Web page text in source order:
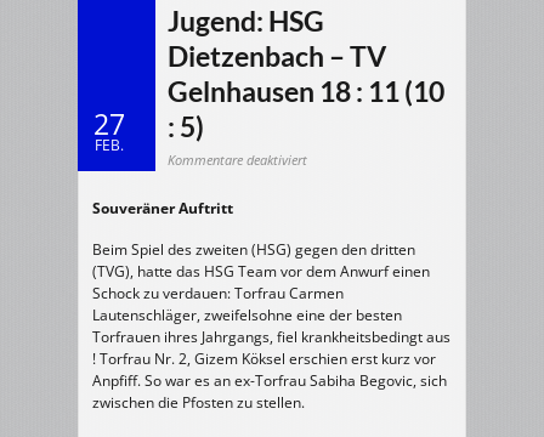
27
FEB.
Jugend: HSG
Dietzenbach – TV
Gelnhausen 18 : 11 (10
: 5)
Kommentare deaktiviertfür
Gelnhausen
18
:
11
(10
:
Souveräner Auftritt
Beim Spiel des zweiten (HSG) gegen den dritten
(TVG), hatte das HSG Team vor dem Anwurf einen
Schock zu verdauen: Torfrau Carmen
Lautenschläger, zweifelsohne eine der besten
Torfrauen ihres Jahrgangs, fiel krankheitsbedingt aus
! Torfrau Nr. 2, Gizem Köksel erschien erst kurz vor
Anpfiff. So war es an ex-Torfrau Sabiha Begovic, sich
zwischen die Pfosten zu stellen.